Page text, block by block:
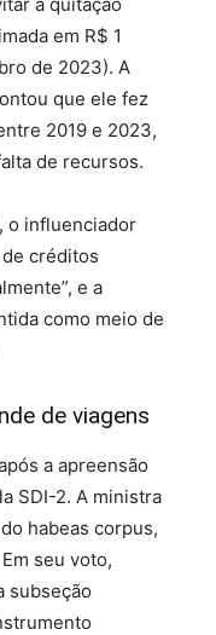
em R$ 1
de 2023). A
que ele fez
2019 e 2023,
de recursos.
o influenciador
créditos
e a
como meio de
de viagens
a apreensão
SDI-2. A ministra
habeas corpus,
seu voto,
subseção